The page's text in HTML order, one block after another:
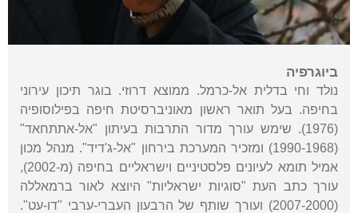
ביוגרפיה
נולד וחי בדלית אל-כרמל. ממוצא דרוזי. בוגר תיכון עירוני
בחיפה. בעל תואר ראשון מאוניברסיטת חיפה בפילוסופיה
(1976). שימש עורך מדור התרבות בעיתון "אל-אתתחאד"
(1990-1968) ומזכיר המערכת בירחון "אל-ג'דיד". מנהל מכון
אמיל תומא לעיונים פלסטיניים וישראליים בחיפה (מ-2002),
עורך כתב העת "סוגיות ישראליות" היוצא לאור ברמאללה
(2007-2000) ועורך שותף של הרבעון העברי-ערבי "דו-עט".